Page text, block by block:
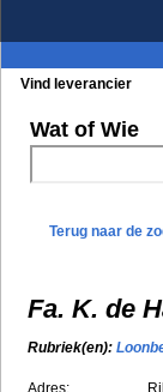
Vind leverancier
Wat of Wie
Terug naar de
Fa. K. de
Rubriek(en):
Adres: